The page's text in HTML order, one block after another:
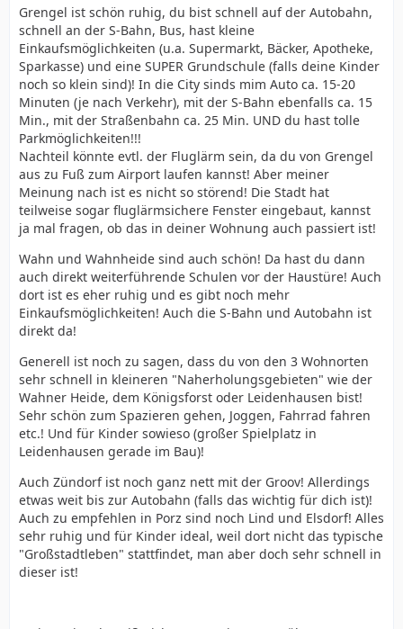
Grengel ist schön ruhig, du bist schnell auf der Autobahn,
schnell an der S-Bahn, Bus, hast kleine
Einkaufsmöglichkeiten (u.a. Supermarkt, Bäcker, Apotheke,
Sparkasse) und eine SUPER Grundschule (falls deine Kinder
noch so klein sind)! In die City sinds mim Auto ca. 15-20
Minuten (je nach Verkehr), mit der S-Bahn ebenfalls ca. 15
Min., mit der Straßenbahn ca. 25 Min. UND du hast tolle
Parkmöglichkeiten!!!
Nachteil könnte evtl. der Fluglärm sein, da du von Grengel
aus zu Fuß zum Airport laufen kannst! Aber meiner
Meinung nach ist es nicht so störend! Die Stadt hat
teilweise sogar fluglärmsichere Fenster eingebaut, kannst
ja mal fragen, ob das in deiner Wohnung auch passiert ist!
Wahn und Wahnheide sind auch schön! Da hast du dann
auch direkt weiterführende Schulen vor der Haustüre! Auch
dort ist es eher ruhig und es gibt noch mehr
Einkaufsmöglichkeiten! Auch die S-Bahn und Autobahn ist
direkt da!
Generell ist noch zu sagen, dass du von den 3 Wohnorten
sehr schnell in kleineren "Naherholungsgebieten" wie der
Wahner Heide, dem Königsforst oder Leidenhausen bist!
Sehr schön zum Spazieren gehen, Joggen, Fahrrad fahren
etc.! Und für Kinder sowieso (großer Spielplatz in
Leidenhausen gerade im Bau)!
Auch Zündorf ist noch ganz nett mit der Groov! Allerdings
etwas weit bis zur Autobahn (falls das wichtig für dich ist)!
Auch zu empfehlen in Porz sind noch Lind und Elsdorf! Alles
sehr ruhig und für Kinder ideal, weil dort nicht das typische
"Großstadtleben" stattfindet, man aber doch sehr schnell in
dieser ist!